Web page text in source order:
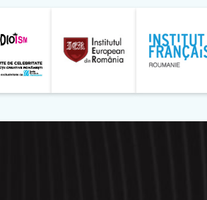
Liga Studentilor Romani din
Modernism |